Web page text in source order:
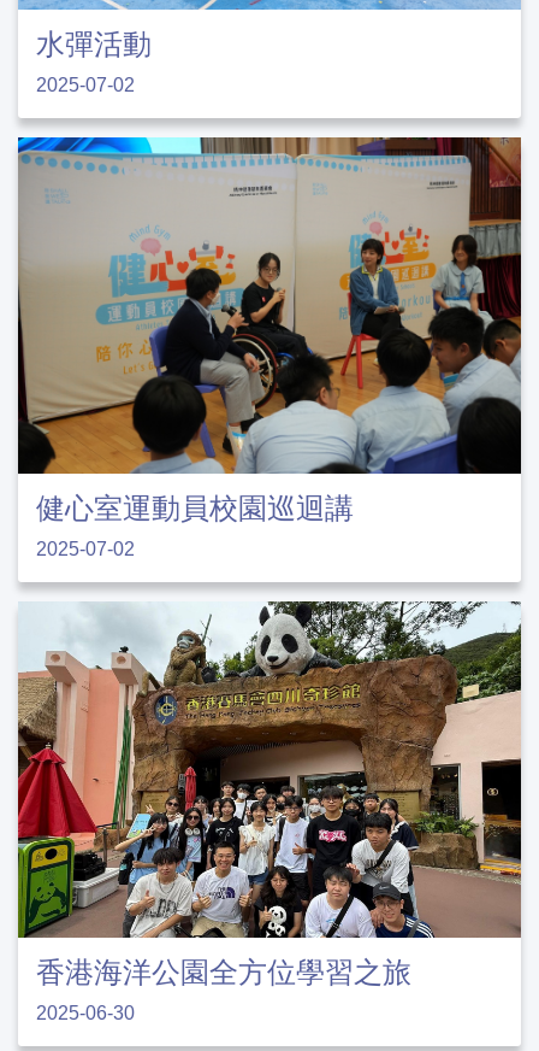
水彈活動
2025-07-02
健心室運動員校園巡迴講
2025-07-02
香港海洋公園全方位學習之旅
2025-06-30